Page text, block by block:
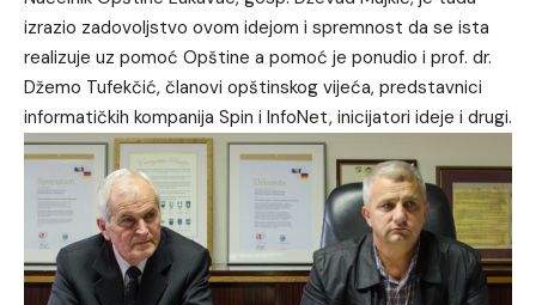
izrazio zadovoljstvo ovom idejom i spremnost da se ista
realizuje uz pomoć Opštine a pomoć je ponudio i prof. dr.
Džemo Tufekčić, članovi opštinskog vijeća, predstavnici
informatičkih kompanija Spin i InfoNet, inicijatori ideje i drugi.